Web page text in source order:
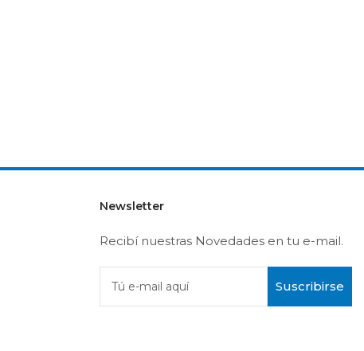
Newsletter
Recibí nuestras Novedades en tu e-mail.
Tú e-mail aquí Suscribirse